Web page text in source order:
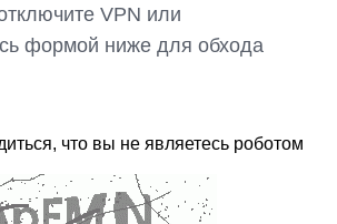
VPN или
формой ниже для обхода
что вы не являетесь роботом